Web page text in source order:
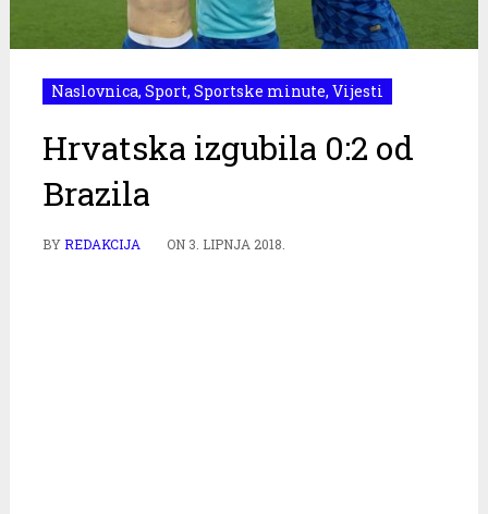
Naslovnica, Sport, Sportske minute, Vijesti
Hrvatska izgubila 0:2 od
Brazila
BYREDAKCIJA ON 3. LIPNJA 2018.